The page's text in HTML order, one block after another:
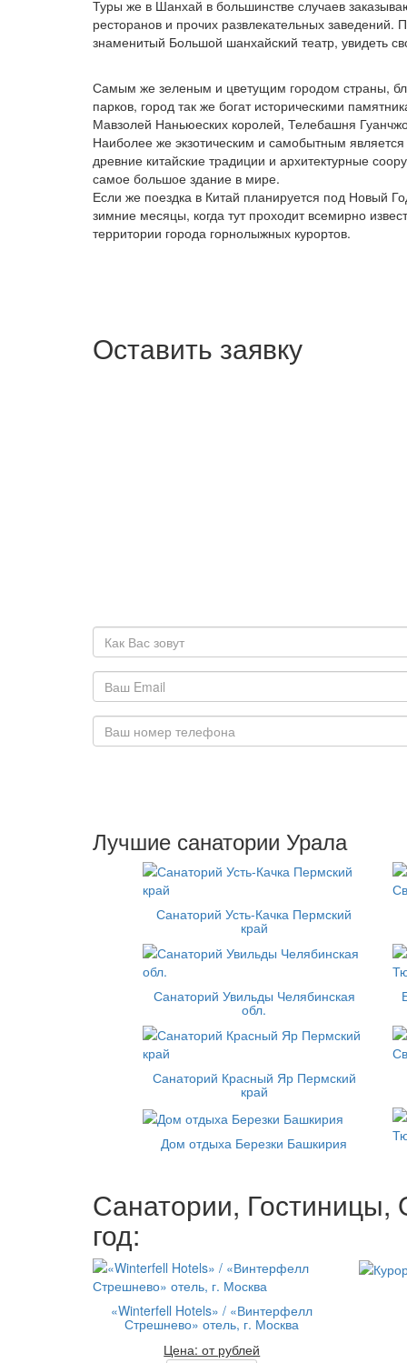
Туры же в Шанхай в большинстве случаев
ресторанов и прочих развлекательных заведений.
знаменитый Большой шанхайский театр, увидеть
Самым же зеленым и цветущим городом страны,
парков, город так же богат историческими
Мавзолей Наньюеских королей, Телебашня
Наиболее же экзотическим и самобытным
древние китайские традиции и архитектурные
самое большое здание в мире.
Если же поездка в Китай планируется под Новый
зимние месяцы, когда тут проходит всемирно
территории города горнолыжных курортов.
Оставить заявку
Лучшие санатории Урала
Санаторий Усть-Качка Пермский
край
Санаторий Увильды Челябинская
обл.
Санаторий Красный Яр Пермский
край
Дом отдыха Березки Башкирия
Санатории,
год:
«Winterfell Hotels» / «Винтерфелл
Стрешнево» отель, г. Москва
Цена: от рублей